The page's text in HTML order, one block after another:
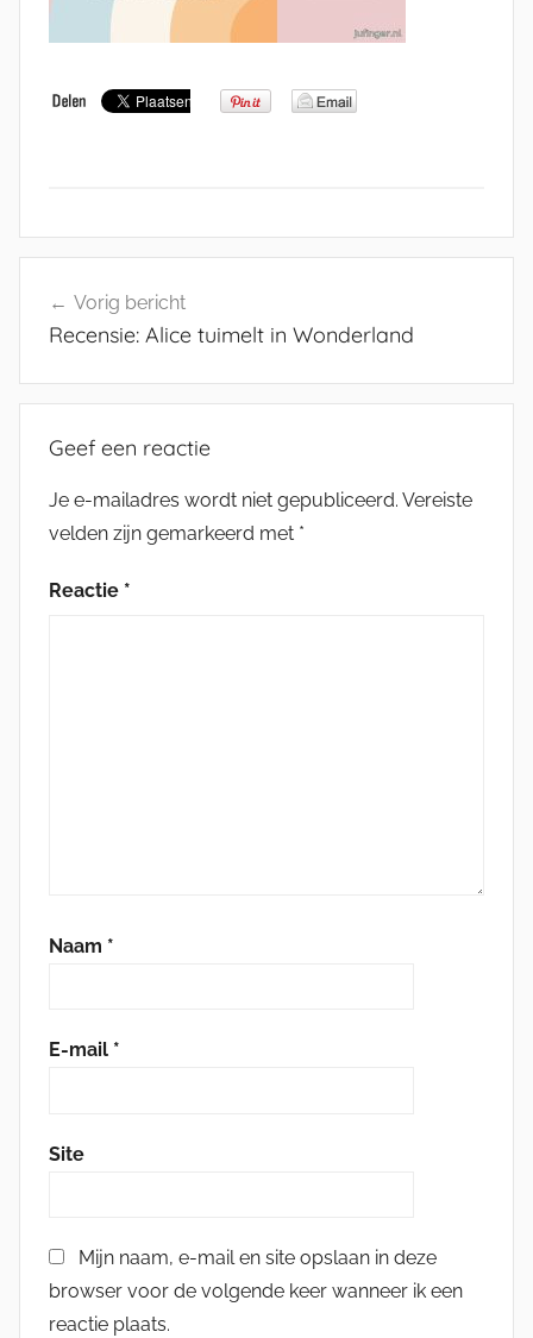
navigatie
Vorig bericht
Recensie: Alice tuimelt in Wonderland
Geef een reactie
Je e-mailadres wordt niet gepubliceerd. Vereiste
velden zijn gemarkeerd met *
Reactie *
Naam *
E-mail *
Site
Mijn naam, e-mail en site opslaan in deze
browser voor de volgende keer wanneer ik een
reactie plaats.